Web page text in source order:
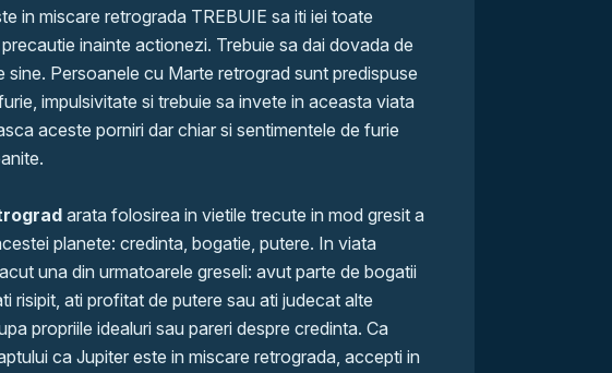
in miscare retrograda TREBUIE sa iti iei toate
inainte actionezi. Trebuie sa dai dovada de
sine. Persoanele cu Marte retrograd sunt predispuse
impulsivitate si trebuie sa invete in aceasta viata
aceste porniri dar chiar si sentimentele de furie
arata folosirea in vietile trecute in mod gresit a
planete: credinta, bogatie, putere. In viata
una din urmatoarele greseli: avut parte de bogatii
risipit, ati profitat de putere sau ati judecat alte
propriile idealuri sau pareri despre credinta. Ca
ca Jupiter este in miscare retrograda, accepti in